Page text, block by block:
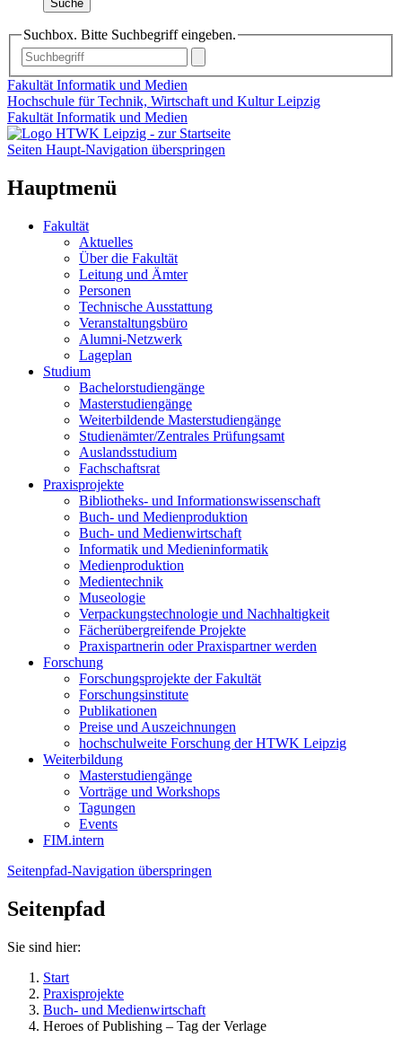
Suche
Suchbox. Bitte Suchbegriff eingeben.
Fakultät Informatik und Medien
Hochschule für Technik, Wirtschaft und Kultur Leipzig
Fakultät Informatik und Medien
Seiten Haupt-Navigation überspringen
Hauptmenü
Fakultät
Aktuelles
Über die Fakultät
Leitung und Ämter
Personen
Technische Ausstattung
Veranstaltungsbüro
Alumni-Netzwerk
Lageplan
Studium
Bachelorstudiengänge
Masterstudiengänge
Weiterbildende Masterstudiengänge
Studienämter/Zentrales Prüfungsamt
Auslandsstudium
Fachschaftsrat
Praxisprojekte
Bibliotheks- und Informationswissenschaft
Buch- und Medienproduktion
Buch- und Medienwirtschaft
Informatik und Medieninformatik
Medienproduktion
Medientechnik
Museologie
Verpackungstechnologie und Nachhaltigkeit
Fächerübergreifende Projekte
Praxispartnerin oder Praxispartner werden
Forschung
Forschungsprojekte der Fakultät
Forschungsinstitute
Publikationen
Preise und Auszeichnungen
hochschulweite Forschung der HTWK Leipzig
Weiterbildung
Masterstudiengänge
Vorträge und Workshops
Tagungen
Events
FIM.intern
Seitenpfad-Navigation überspringen
Seitenpfad
Sie sind hier:
Start
Praxisprojekte
Buch- und Medienwirtschaft
Heroes of Publishing – Tag der Verlage